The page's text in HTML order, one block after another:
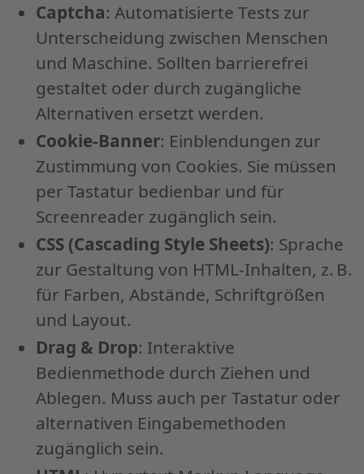
Captcha: Automatisierte Tests zur
Unterscheidung zwischen Menschen
und Maschine. Sollten barrierefrei
gestaltet oder durch zugängliche
Alternativen ersetzt werden.
Cookie-Banner: Einblendungen zur
Zustimmung von Cookies. Sie müssen
per Tastatur bedienbar und für
Screenreader zugänglich sein.
CSS (Cascading Style Sheets): Sprache
zur Gestaltung von HTML-Inhalten, z. B.
für Farben, Abstände, Schriftgrößen
und Layout.
Drag & Drop: Interaktive
Bedienmethode durch Ziehen und
Ablegen. Muss auch per Tastatur oder
alternativen Eingabemethoden
zugänglich sein.